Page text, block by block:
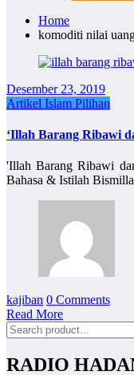
Home
komoditi nilai
Desember 23, 2019
Artikel Islam Pilihan
‘Illah Barang Ribawi
'Illah Barang Ribawi
Bahasa & Istilah
kajiban 0 Comments
Read More
RADIO